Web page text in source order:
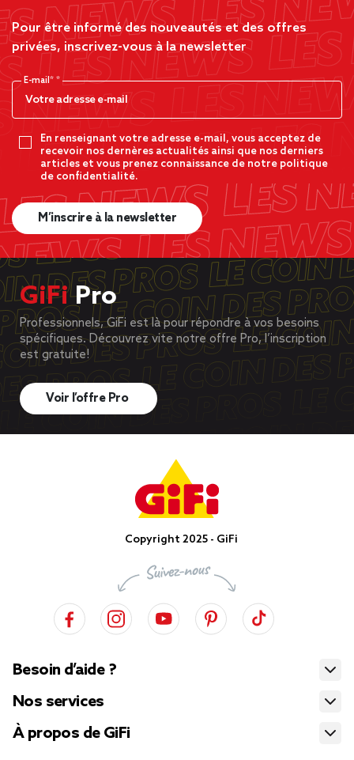
Pour être informé des nouveautés et des offres
privées, inscrivez-vous à la newsletter
E-mail*
En renseignant votre adresse e-mail, vous acceptez de
recevoir nos dernères actualités ainsi que nos derniers
articles et vous prenez connaissance de notre politique
de confidentialité.
M’inscrire à la newsletter
GiFiPro
Professionnels, GiFi est là pour répondre à vos besoins
spécifiques. Découvrez vite notre offre Pro, l’inscription
est gratuite!
Voir l’offre Pro
Copyright 2025 - GiFi
Besoin d’aide ?
Nos services
À propos de GiFi